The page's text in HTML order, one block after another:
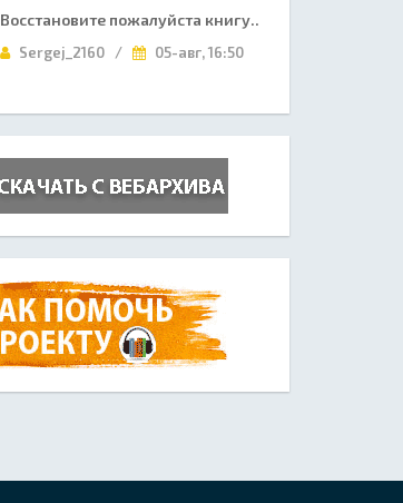
Восстановите пожалуйста книгу..
Sergej_2160 / 05-авг, 16:50